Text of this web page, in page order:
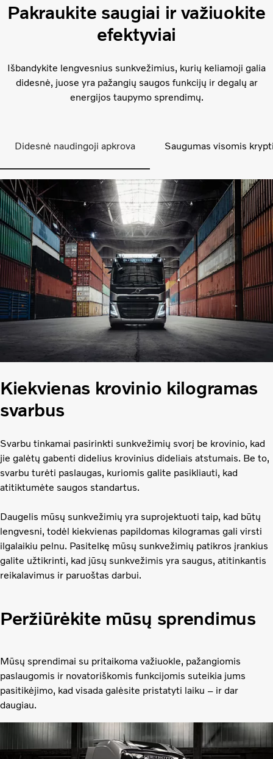
Pakraukite saugiai ir važiuokite
efektyviai
Išbandykite lengvesnius sunkvežimius, kurių keliamoji galia
didesnė, juose yra pažangių saugos funkcijų ir degalų ar
energijos taupymo sprendimų.
Didesnė naudingoji apkrova Saugumas visomis
Kiekvienas krovinio kilogramas
svarbus
Svarbu tinkamai pasirinkti sunkvežimių svorį be krovinio, kad
jie galėtų gabenti didelius krovinius dideliais atstumais. Be to,
svarbu turėti paslaugas, kuriomis galite pasikliauti, kad
atitiktumėte saugos standartus.
Daugelis mūsų sunkvežimių yra suprojektuoti taip, kad būtų
lengvesni, todėl kiekvienas papildomas kilogramas gali virsti
ilgalaikiu pelnu. Pasitelkę mūsų sunkvežimių patikros įrankius
galite užtikrinti, kad jūsų sunkvežimis yra saugus, atitinkantis
reikalavimus ir paruoštas darbui.
Peržiūrėkite mūsų sprendimus
Mūsų sprendimai su pritaikoma važiuokle, pažangiomis
paslaugomis ir novatoriškomis funkcijomis suteikia jums
pasitikėjimo, kad visada galėsite pristatyti laiku – ir dar
daugiau.